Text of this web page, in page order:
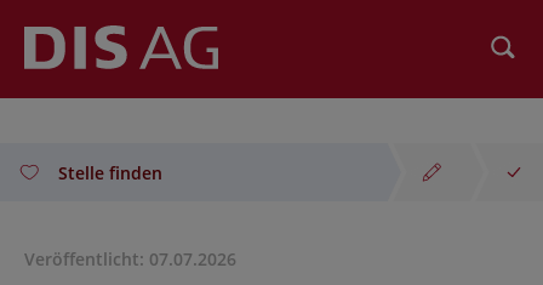
Stelle finden
Veröffentlicht: 07.07.2026